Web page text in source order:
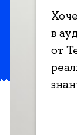
в
от